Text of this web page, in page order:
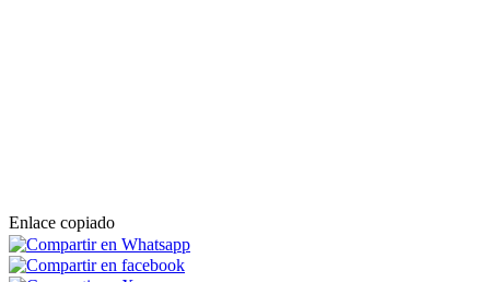
Enlace copiado